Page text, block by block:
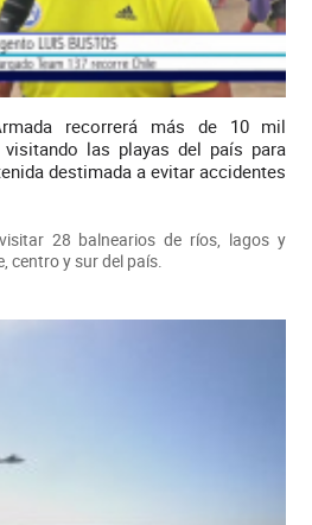
recorrerá más de 10 mil
las playas del país para
destimada a evitar accidentes
28 balnearios de ríos, lagos y
centro y sur del país.